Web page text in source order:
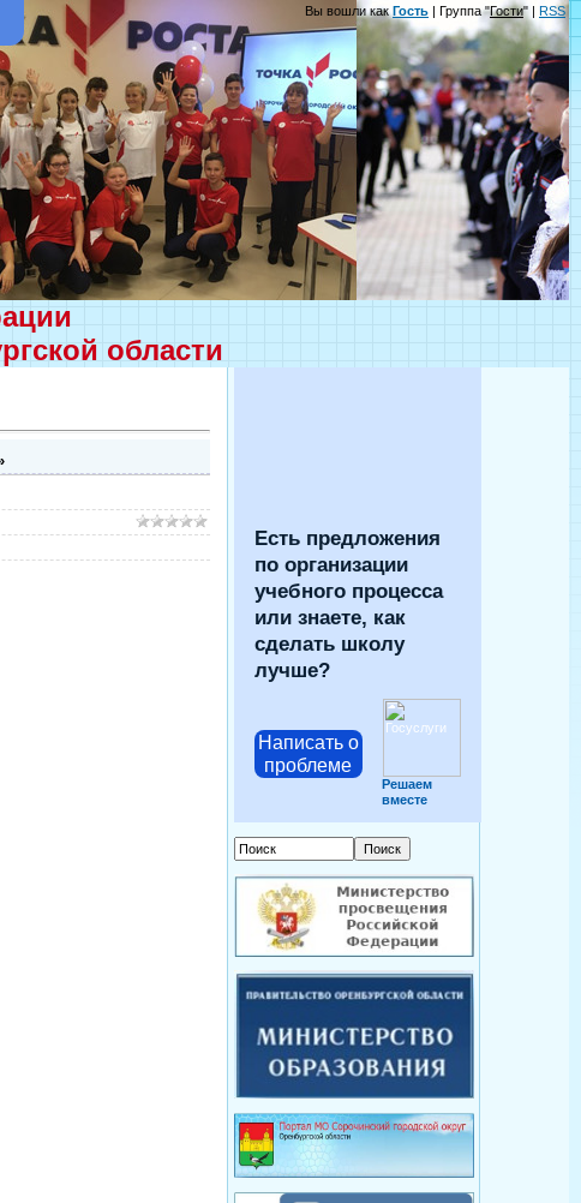
Вы вошли какГость | Группа "Гости" | RSS
области
Есть предложения
по организации
учебного процесса
или знаете, как
сделать школу
лучше?
Написать о
проблеме
Решаем
вместе